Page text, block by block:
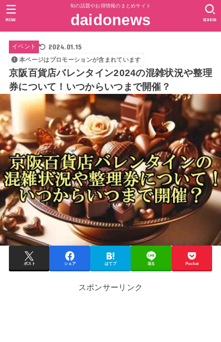
旬の話題やお得情報のまとめサイト
daidonews SEARCH
MENU
イベント 2024.01.15
本ページはプロモーションが含まれています
京阪百貨店バレンタイン2024の混雑状況や整理
券について！いつからいつまで開催？
ポスト シェア はてブ 送る Pocket
スポンサーリンク